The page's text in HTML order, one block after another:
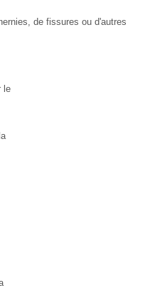
de fissures ou d'autres
le